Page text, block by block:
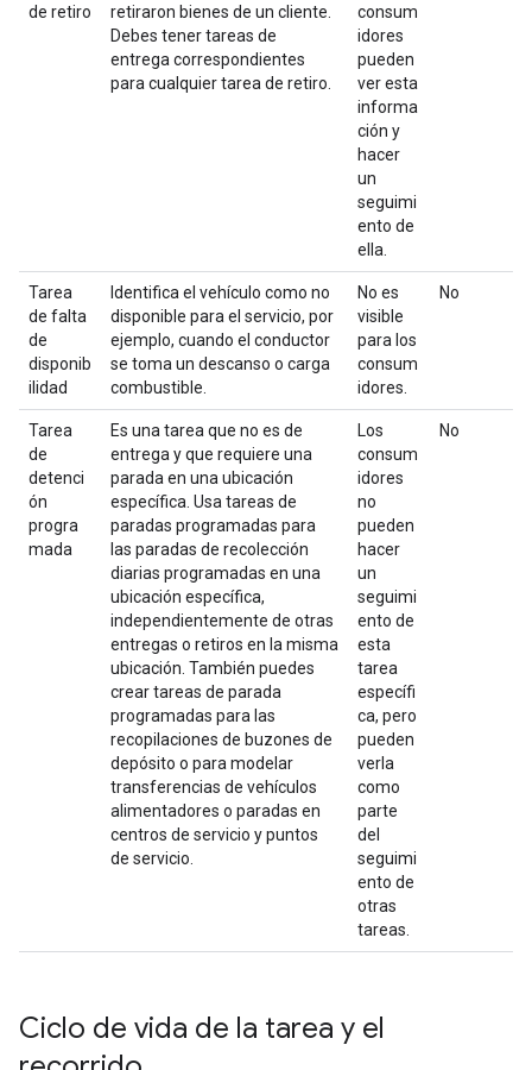
de retiro
retiraron bienes de un cliente.
Debes tener tareas de
entrega correspondientes
para cualquier tarea de retiro.
consum
idores
pueden
ver esta
informa
ción y
hacer
un
seguimi
ento de
ella.
Tarea
de falta
de
disponib
ilidad
Identifica el vehículo como no
disponible para el servicio, por
ejemplo, cuando el conductor
se toma un descanso o carga
combustible.
No es
visible
para los
consum
idores.
No
Tarea
de
detenci
ón
progra
mada
Es una tarea que no es de
entrega y que requiere una
parada en una ubicación
específica. Usa tareas de
paradas programadas para
las paradas de recolección
diarias programadas en una
ubicación específica,
independientemente de otras
entregas o retiros en la misma
ubicación. También puedes
crear tareas de parada
programadas para las
recopilaciones de buzones de
depósito o para modelar
transferencias de vehículos
alimentadores o paradas en
centros de servicio y puntos
de servicio.
Los
consum
idores
no
pueden
hacer
un
seguimi
ento de
esta
tarea
específi
ca, pero
pueden
verla
como
parte
del
seguimi
ento de
otras
tareas.
No
Ciclo de vida de la tarea y el